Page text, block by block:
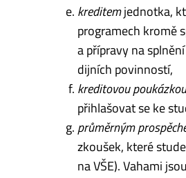
kreditemjednotka,
programech kromě
a přípravy na
dijních povinností,
kreditovou poukázkou
přihlašovat se ke
průměrným
zkoušek, které
na VŠE). Vahami